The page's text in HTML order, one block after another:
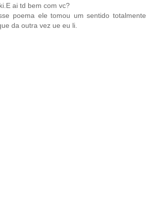
ai td bem com vc?
poema ele tomou um sentido totalmente
da outra vez ue eu li.